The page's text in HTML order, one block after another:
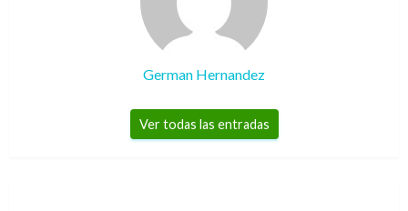
German Hernandez
Ver todas las entradas